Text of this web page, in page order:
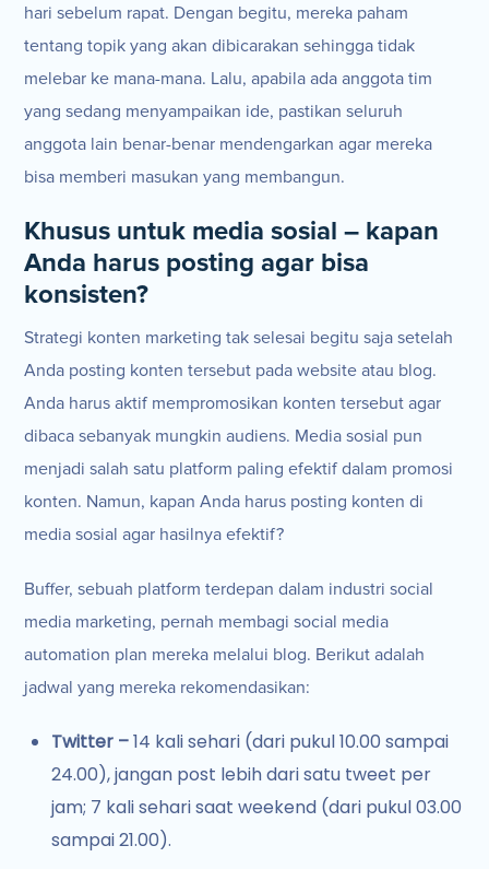
hari sebelum rapat. Dengan begitu, mereka paham
tentang topik yang akan dibicarakan sehingga tidak
melebar ke mana-mana. Lalu, apabila ada anggota tim
yang sedang menyampaikan ide, pastikan seluruh
anggota lain benar-benar mendengarkan agar mereka
bisa memberi masukan yang membangun.
Khusus untuk media sosial – kapan
Anda harus posting agar bisa
konsisten?
Strategi konten marketing tak selesai begitu saja setelah
Anda posting konten tersebut pada website atau blog.
Anda harus aktif mempromosikan konten tersebut agar
dibaca sebanyak mungkin audiens. Media sosial pun
menjadi salah satu platform paling efektif dalam promosi
konten. Namun, kapan Anda harus posting konten di
media sosial agar hasilnya efektif?
Buffer, sebuah platform terdepan dalam industri social
media marketing, pernah membagi social media
automation plan mereka melalui blog. Berikut adalah
jadwal yang mereka rekomendasikan:
Twitter –14 kali sehari (dari pukul 10.00 sampai
24.00), jangan post lebih dari satu tweet per
jam; 7 kali sehari saat weekend (dari pukul 03.00
sampai 21.00).